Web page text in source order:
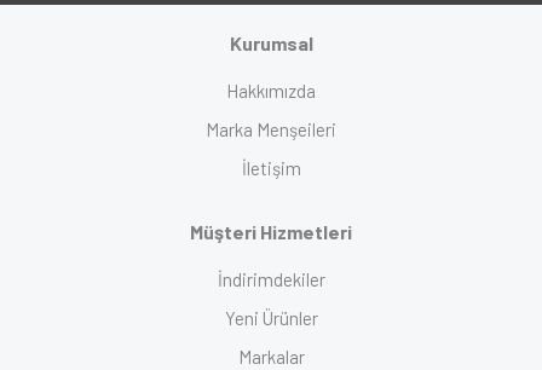
Kurumsal
Hakkımızda
Marka Menşeileri
İletişim
Müşteri Hizmetleri
İndirimdekiler
Yeni Ürünler
Markalar